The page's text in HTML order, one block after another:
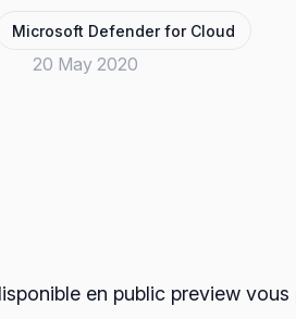
Microsoft Defender for Cloud
20 May 2020
en public preview